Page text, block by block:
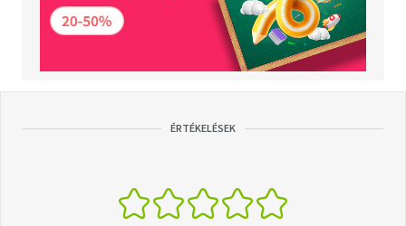
ÉRTÉKELÉSEK